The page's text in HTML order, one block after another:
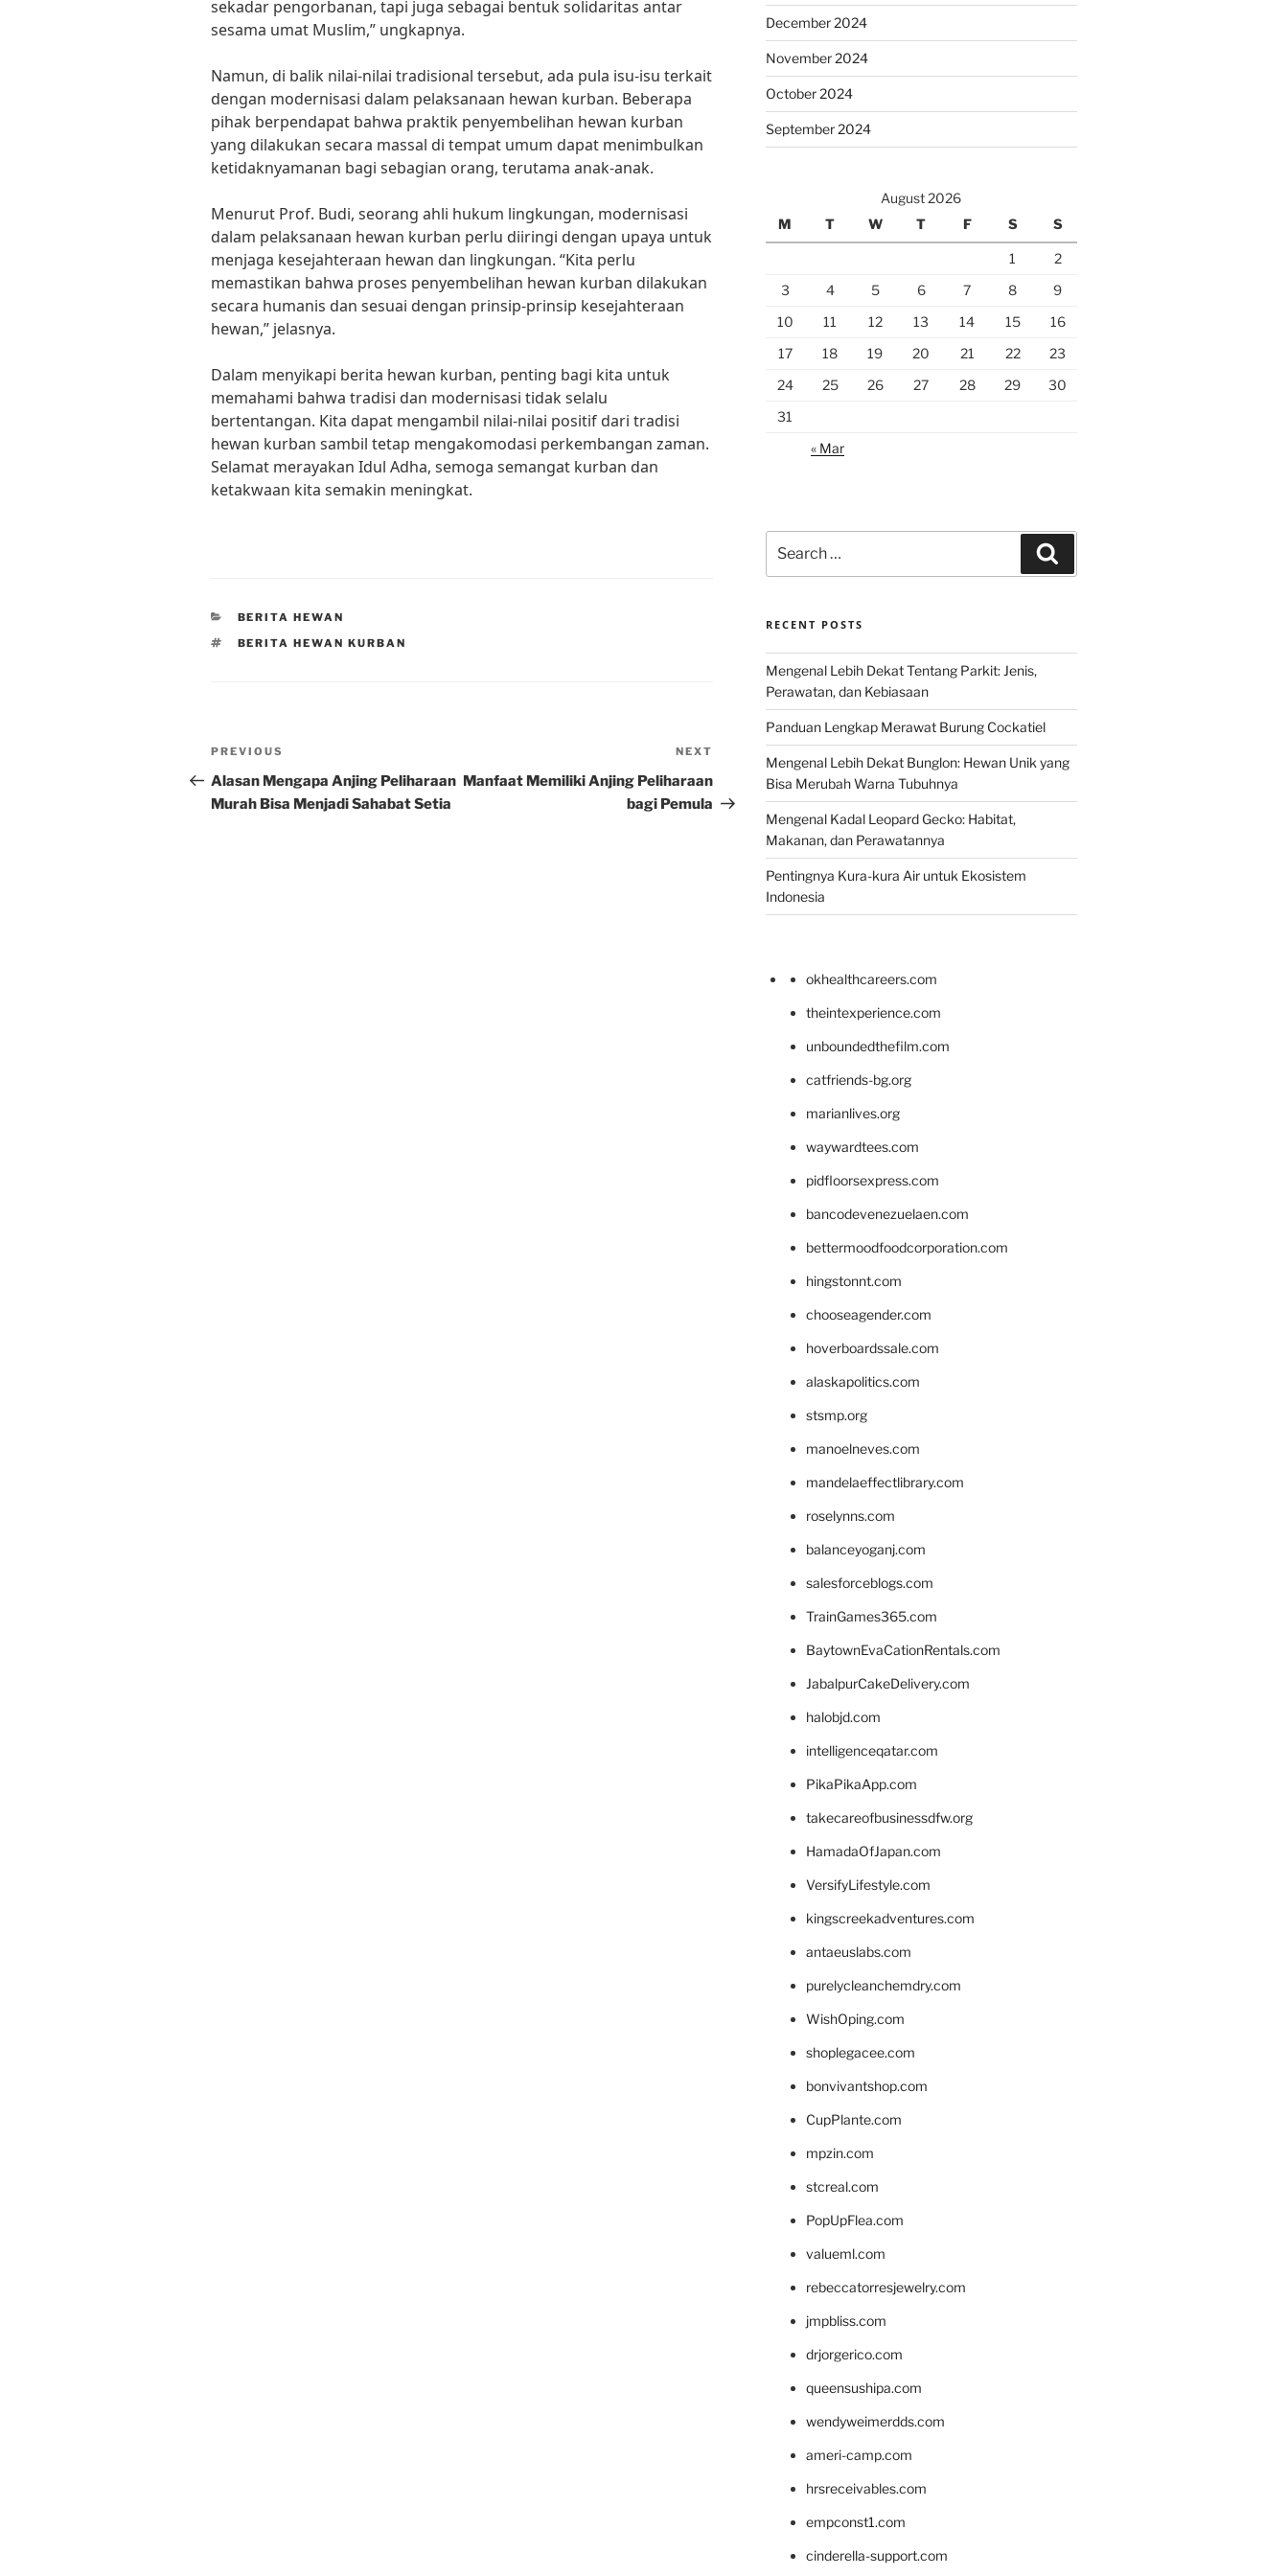
sekadar pengorbanan, tapi juga sebagai bentuk solidaritas antar
sesama umat Muslim,” ungkapnya.
Namun, di balik nilai-nilai tradisional tersebut, ada pula isu-isu terkait
dengan modernisasi dalam pelaksanaan hewan kurban. Beberapa
pihak berpendapat bahwa praktik penyembelihan hewan kurban
yang dilakukan secara massal di tempat umum dapat menimbulkan
ketidaknyamanan bagi sebagian orang, terutama anak-anak.
Menurut Prof. Budi, seorang ahli hukum lingkungan, modernisasi
dalam pelaksanaan hewan kurban perlu diiringi dengan upaya untuk
menjaga kesejahteraan hewan dan lingkungan. “Kita perlu
memastikan bahwa proses penyembelihan hewan kurban dilakukan
secara humanis dan sesuai dengan prinsip-prinsip kesejahteraan
hewan,” jelasnya.
Dalam menyikapi berita hewan kurban, penting bagi kita untuk
memahami bahwa tradisi dan modernisasi tidak selalu
bertentangan. Kita dapat mengambil nilai-nilai positif dari tradisi
hewan kurban sambil tetap mengakomodasi perkembangan zaman.
Selamat merayakan Idul Adha, semoga semangat kurban dan
ketakwaan kita semakin meningkat.
CATEGORIES
BERITA HEWAN
TAGS
BERITA HEWAN KURBAN
Post
navigation
Previous
Post
PREVIOUS
Alasan Mengapa Anjing Peliharaan
Murah Bisa Menjadi Sahabat Setia
Post
NEXT
Manfaat Memiliki Anjing Peliharaan
bagi Pemula
December 2024
November 2024
October 2024
September 2024
August 2026
M
T W T F S S
1
2
3
4 5 6 7 8
9
10
11 12 13 14 15
16
17
18 19 20 21 22
23
24
25 26 27 28 29
30
31
« Mar
for:
RECENT POSTS
Mengenal Lebih Dekat Tentang Parkit: Jenis,
Perawatan, dan Kebiasaan
Panduan Lengkap Merawat Burung Cockatiel
Mengenal Lebih Dekat Bunglon: Hewan Unik yang
Bisa Merubah Warna Tubuhnya
Mengenal Kadal Leopard Gecko: Habitat,
Makanan, dan Perawatannya
Pentingnya Kura-kura Air untuk Ekosistem
Indonesia
okhealthcareers.com
theintexperience.com
unboundedthefilm.com
catfriends-bg.org
marianlives.org
waywardtees.com
pidfloorsexpress.com
bancodevenezuelaen.com
bettermoodfoodcorporation.com
hingstonnt.com
chooseagender.com
hoverboardssale.com
alaskapolitics.com
stsmp.org
manoelneves.com
mandelaeffectlibrary.com
roselynns.com
balanceyoganj.com
salesforceblogs.com
TrainGames365.com
BaytownEvaCationRentals.com
JabalpurCakeDelivery.com
halobjd.com
intelligenceqatar.com
PikaPikaApp.com
takecareofbusinessdfw.org
HamadaOfJapan.com
VersifyLifestyle.com
kingscreekadventures.com
antaeuslabs.com
purelycleanchemdry.com
WishOping.com
shoplegacee.com
bonvivantshop.com
CupPlante.com
mpzin.com
stcreal.com
PopUpFlea.com
valueml.com
rebeccatorresjewelry.com
jmpbliss.com
drjorgerico.com
queensushipa.com
wendyweimerdds.com
ameri-camp.com
hrsreceivables.com
empconst1.com
cinderella-support.com